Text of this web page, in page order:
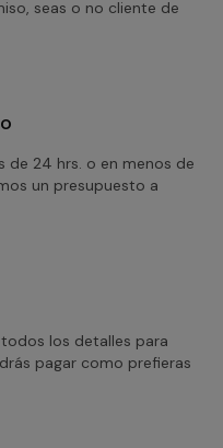
seas o no cliente de
24 hrs. o en menos de
un presupuesto a
los detalles para
pagar como prefieras